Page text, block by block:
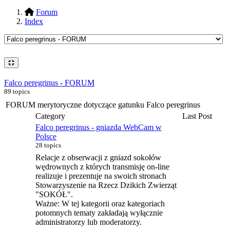
Forum
Index
Falco peregrinus - FORUM
89 topics
FORUM merytoryczne dotyczące gatunku Falco peregrinus
Category
Last Post
Falco peregrinus - gniazda WebCam w
Polsce
28 topics
Relacje z obserwacji z gniazd sokołów
wędrownych z których transmisję on-line
realizuje i prezentuje na swoich stronach
Stowarzyszenie na Rzecz Dzikich Zwierząt
"SOKÓŁ".
Ważne: W tej kategorii oraz kategoriach
potomnych tematy zakładają wyłącznie
administratorzy lub moderatorzy.